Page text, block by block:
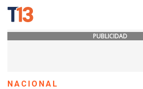
PUBLICIDAD
NACIONAL